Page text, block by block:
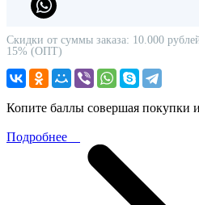
Скидки от суммы заказа: 10.000
15% (ОПТ)
Копите баллы совершая покупки
Подробнее